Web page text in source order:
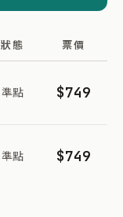
狀態 票價
準點 $749
準點 $749